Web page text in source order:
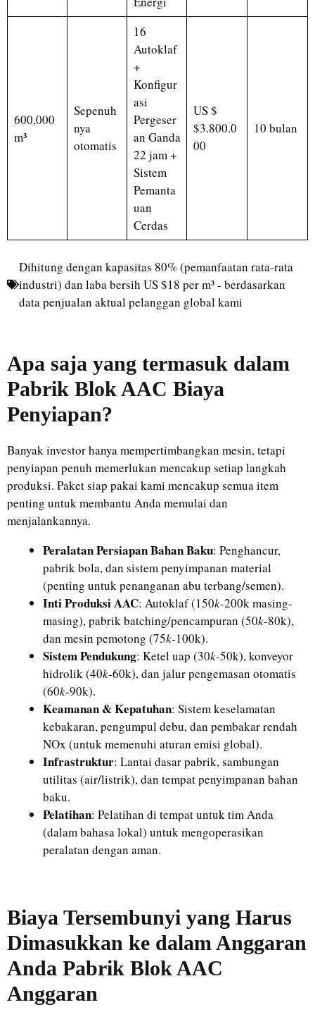
600,000
m³
Sepenuh
nya
otomatis
16
Autoklaf
+
Konfigur
asi
Pergeser
an Ganda
22 jam +
Sistem
Pemanta
uan
Cerdas
US $
$3.800.0
00
10 bulan
Dihitung dengan kapasitas 80% (pemanfaatan rata-rata
industri) dan laba bersih US $18 per m³ - berdasarkan
data penjualan aktual pelanggan global kami
Apa saja yang termasuk dalam
Pabrik Blok AAC Biaya
Penyiapan?
Banyak investor hanya mempertimbangkan mesin, tetapi
penyiapan penuh memerlukan mencakup setiap langkah
produksi. Paket siap pakai kami mencakup semua item
penting untuk membantu Anda memulai dan
menjalankannya.
Peralatan Persiapan Bahan Baku: Penghancur,
pabrik bola, dan sistem penyimpanan material
(penting untuk penanganan abu terbang/semen).
Inti Produksi AAC: Autoklaf (150k-200k masing-
masing), pabrik batching/pencampuran (50k-80k),
dan mesin pemotong (75k-100k).
Sistem Pendukung: Ketel uap (30k-50k), konveyor
hidrolik (40k-60k), dan jalur pengemasan otomatis
(60k-90k).
Keamanan & Kepatuhan: Sistem keselamatan
kebakaran, pengumpul debu, dan pembakar rendah
NOx (untuk memenuhi aturan emisi global).
Infrastruktur: Lantai dasar pabrik, sambungan
utilitas (air/listrik), dan tempat penyimpanan bahan
baku.
Pelatihan: Pelatihan di tempat untuk tim Anda
(dalam bahasa lokal) untuk mengoperasikan
peralatan dengan aman.
Biaya Tersembunyi yang Harus
Dimasukkan ke dalam Anggaran
Anda Pabrik Blok AAC
Anggaran